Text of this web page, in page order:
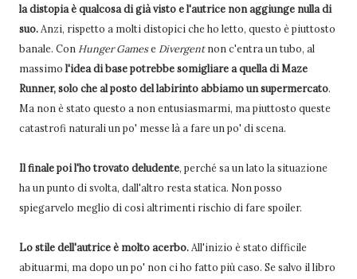
la distopia è qualcosa di già visto e l'autrice non aggiunge nulla di
suo.Anzi, rispetto a molti distopici che ho letto, questo è piuttosto
banale. Con Hunger Gamese Divergentnon c'entra un tubo, al
massimo l'idea di base potrebbe somigliare a quella di Maze
Runner, solo che al posto del labirinto abbiamo un supermercato.
Ma non è stato questo a non entusiasmarmi, ma piuttosto queste
catastrofi naturali un po' messe là a fare un po' di scena.
Il finale poi l'ho trovato deludente, perché sa un lato la situazione
ha un punto di svolta, dall'altro resta statica. Non posso
spiegarvelo meglio di così altrimenti rischio di fare spoiler.
Lo stile dell'autrice è molto acerbo.All'inizio è stato difficile
abituarmi, ma dopo un po' non ci ho fatto più caso. Se salvo il libro